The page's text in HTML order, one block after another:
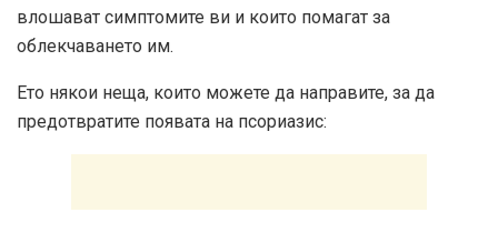
влошават симптомите ви и които помагат за
облекчаването им.
Ето някои неща, които можете да направите, за да
предотвратите появата на псориазис: